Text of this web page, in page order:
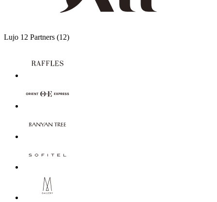
Lujo 12 Partners (12)